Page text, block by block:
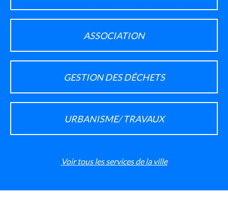
ASSOCIATION
GESTION DES DÉCHETS
URBANISME/ TRAVAUX
Voir tous les services de la ville